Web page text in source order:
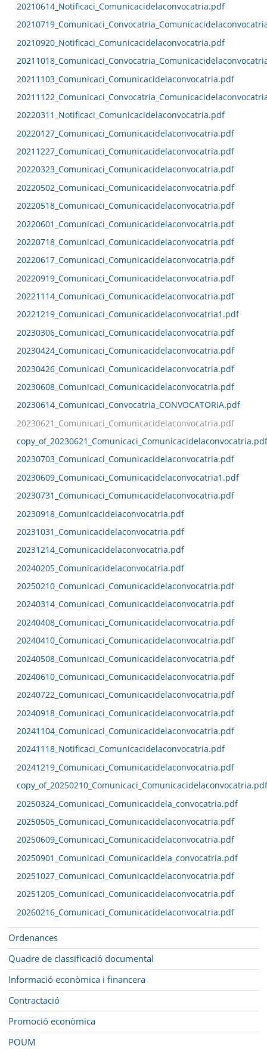
20210614_Notificaci_Comunicacidelaconvocatria.pdf
20210920_Notificaci_Comunicacidelaconvocatria.pdf
20211103_Comunicaci_Comunicacidelaconvocatria.pdf
20220311_Notificaci_Comunicacidelaconvocatria.pdf
20220127_Comunicaci_Comunicacidelaconvocatria.pdf
20211227_Comunicaci_Comunicacidelaconvocatria.pdf
20220323_Comunicaci_Comunicacidelaconvocatria.pdf
20220502_Comunicaci_Comunicacidelaconvocatria.pdf
20220518_Comunicaci_Comunicacidelaconvocatria.pdf
20220601_Comunicaci_Comunicacidelaconvocatria.pdf
20220718_Comunicaci_Comunicacidelaconvocatria.pdf
20220617_Comunicaci_Comunicacidelaconvocatria.pdf
20220919_Comunicaci_Comunicacidelaconvocatria.pdf
20221114_Comunicaci_Comunicacidelaconvocatria.pdf
20221219_Comunicaci_Comunicacidelaconvocatria1.pdf
20230306_Comunicaci_Comunicacidelaconvocatria.pdf
20230424_Comunicaci_Comunicacidelaconvocatria.pdf
20230426_Comunicaci_Comunicacidelaconvocatria.pdf
20230608_Comunicaci_Comunicacidelaconvocatria.pdf
20230614_Comunicaci_Convocatria_CONVOCATORIA.pdf
20230621_Comunicaci_Comunicacidelaconvocatria.pdf
copy_of_20230621_Comunicaci_Comunicacidelaconvocatria.pdf
20230703_Comunicaci_Comunicacidelaconvocatria.pdf
20230609_Comunicaci_Comunicacidelaconvocatria1.pdf
20230731_Comunicaci_Comunicacidelaconvocatria.pdf
20230918_Comunicacidelaconvocatria.pdf
20231031_Comunicacidelaconvocatria.pdf
20231214_Comunicacidelaconvocatria.pdf
20240205_Comunicacidelaconvocatria.pdf
20250210_Comunicaci_Comunicacidelaconvocatria.pdf
20240314_Comunicaci_Comunicacidelaconvocatria.pdf
20240408_Comunicaci_Comunicacidelaconvocatria.pdf
20240410_Comunicaci_Comunicacidelaconvocatria.pdf
20240508_Comunicaci_Comunicacidelaconvocatria.pdf
20240610_Comunicaci_Comunicacidelaconvocatria.pdf
20240722_Comunicaci_Comunicacidelaconvocatria.pdf
20240918_Comunicaci_Comunicacidelaconvocatria.pdf
20241104_Comunicaci_Comunicacidelaconvocatria.pdf
20241118_Notificaci_Comunicacidelaconvocatria.pdf
20241219_Comunicaci_Comunicacidelaconvocatria.pdf
copy_of_20250210_Comunicaci_Comunicacidelaconvocatria.pdf
20250324_Comunicaci_Comunicacidela_convocatria.pdf
20250505_Comunicaci_Comunicacidelaconvocatria.pdf
20250609_Comunicaci_Comunicacidelaconvocatria.pdf
20250901_Comunicaci_Comunicacidela_convocatria.pdf
20251027_Comunicaci_Comunicacidelaconvocatria.pdf
20251205_Comunicaci_Comunicacidelaconvocatria.pdf
20260216_Comunicaci_Comunicacidelaconvocatria.pdf
Ordenances
Quadre de classificació documental
Informació econòmica i financera
Contractació
Promoció econòmica
POUM